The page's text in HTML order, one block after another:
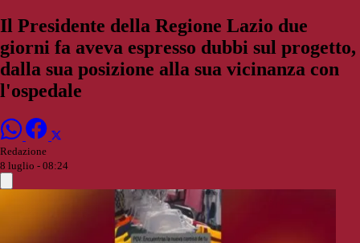
Il Presidente della Regione Lazio due
giorni fa aveva espresso dubbi sul progetto,
dalla sua posizione alla sua vicinanza con
l'ospedale
Redazione
8 luglio - 08:24